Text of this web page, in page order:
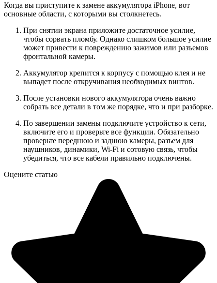
Когда вы приступите к замене аккумулятора iPhone, вот
основные области, с которыми вы столкнетесь.
При снятии экрана приложите достаточное усилие,
чтобы сорвать пломбу. Однако слишком большое усилие
может привести к повреждению зажимов или разъемов
фронтальной камеры.
Аккумулятор крепится к корпусу с помощью клея и не
выпадет после откручивания необходимых винтов.
После установки нового аккумулятора очень важно
собрать все детали в том же порядке, что и при разборке.
По завершении замены подключите устройство к сети,
включите его и проверьте все функции. Обязательно
проверьте переднюю и заднюю камеры, разъем для
наушников, динамики, Wi-Fi и сотовую связь, чтобы
убедиться, что все кабели правильно подключены.
Оцените статью